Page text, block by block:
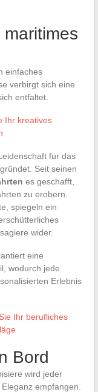
einfaches
verbirgt sich eine
entfaltet.
Ihr kreatives
für das
Seit seinen
es geschafft,
zu erobern.
spiegeln ein
wider.
eine
wodurch jede
Erlebnis
Ihr berufliches
Bord
wird jeder
empfangen.